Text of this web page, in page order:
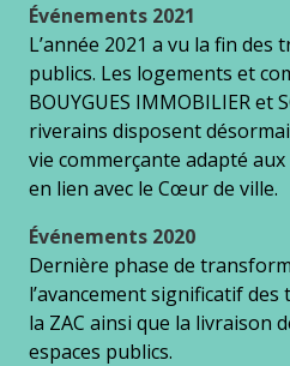
Événements 2021
L’année 2021 a vu la fin des
publics. Les logements et
BOUYGUES IMMOBILIER et
riverains disposent
vie commerçante adapté
en lien avec le Cœur de ville.
Événements 2020
Dernière phase de
l’avancement significatif
la ZAC ainsi que la livraison
espaces publics.